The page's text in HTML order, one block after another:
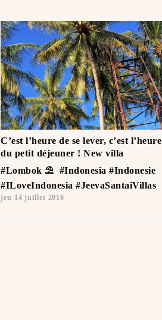
C’est l’heure de se lever, c’est l’heure
du petit déjeuner ! New villa
#Lombok ⛱ ️ #Indonesia #Indonesie ️
#ILoveIndonesia #JeevaSantaiVillas
jeu 14 juillet 2016